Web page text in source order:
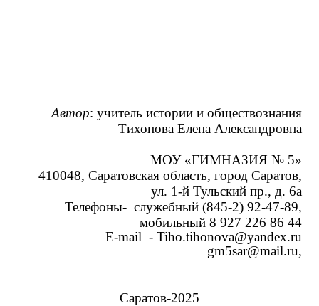
Автор: учитель истории и обществознания
Тихонова Елена Александровна
МОУ «ГИМНАЗИЯ № 5»
410048, Саратовская область, город Саратов,
ул. 1-й Тульский пр., д. 6а
Телефоны- служебный (845-2) 92-47-89,
мобильный 8 927 226 86 44
E-mail - Tiho.tihonova@yandex.ru
gm5sar@mail.ru,
Саратов-2025